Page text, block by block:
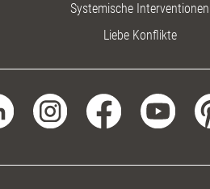
Systemische Interventionen
Liebe Konflikte